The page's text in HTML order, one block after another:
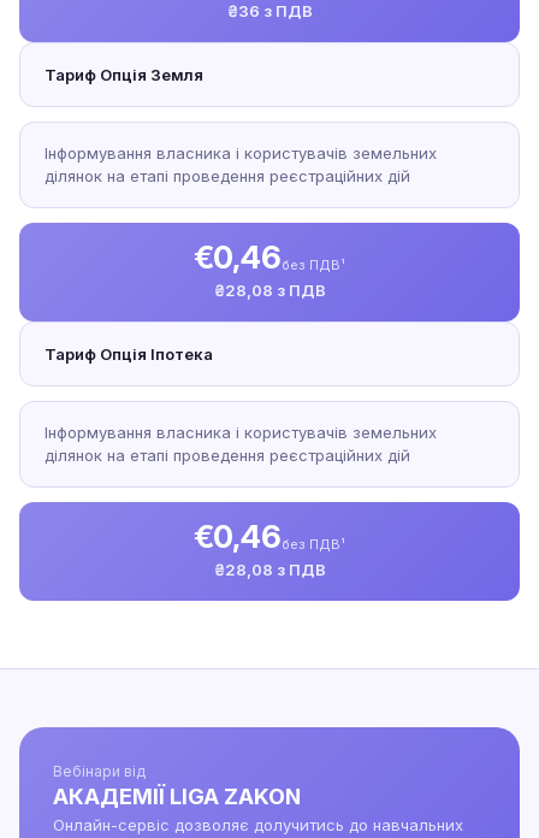
₴36 з ПДВ
Тариф Опція Земля
Інформування власника і користувачів земельних
ділянок на етапі проведення реєстраційних дій
€0,46без ПДВ¹
₴28,08 з ПДВ
Тариф Опція Іпотека
Інформування власника і користувачів земельних
ділянок на етапі проведення реєстраційних дій
€0,46без ПДВ¹
₴28,08 з ПДВ
Вебінари від
АКАДЕМІЇ LIGA ZAKON
Онлайн-сервіс дозволяє долучитись до навчальних